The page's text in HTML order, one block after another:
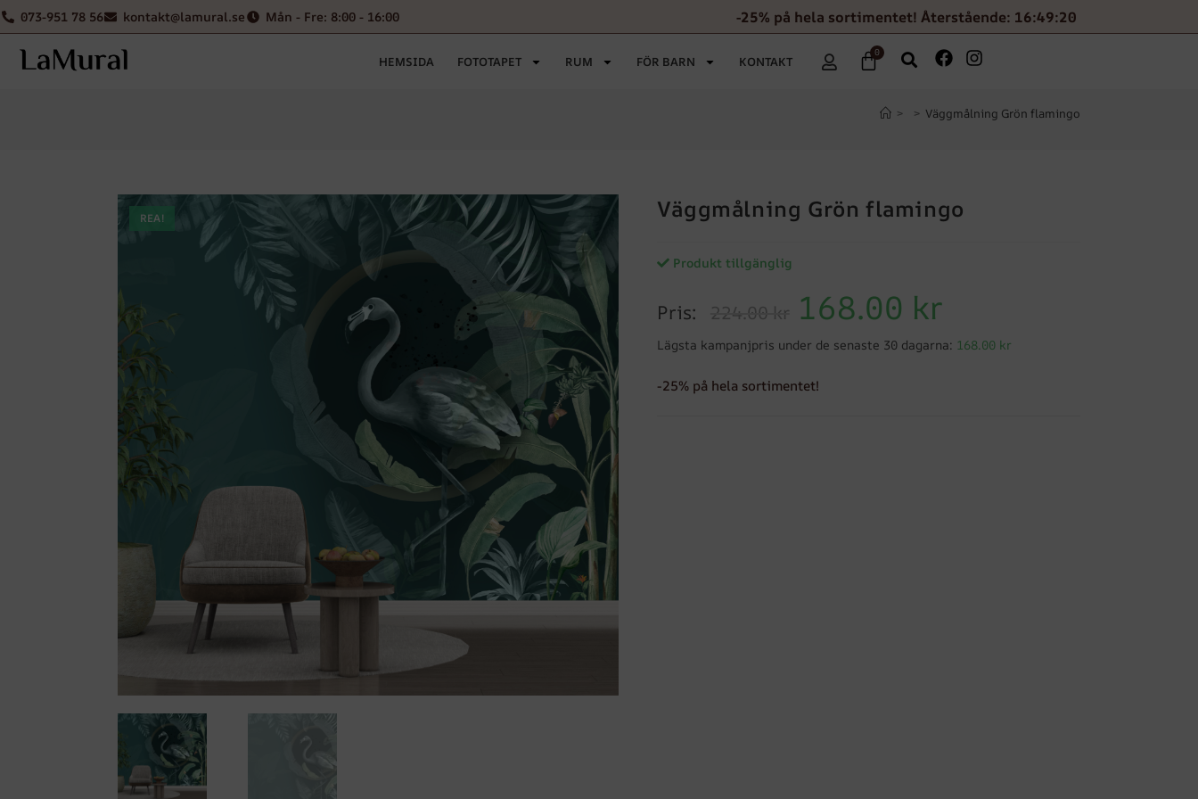
073-951 78 56 kontakt@lamural.se Mån - Fre: 8:00 - 16:00 -25% på hela sortimentet! Återstående: 16:49:19
HEMSIDA FOTOTAPET RUM FÖR BARN KONTAKT
0
> > Väggmålning Grön flamingo
REA! Väggmålning Grön flamingo
Produkt tillgänglig
Pris: 224.00 kr 168.00 kr
Lägsta kampanjpris under de senaste 30 dagarna: 168.00 kr
-25% på hela sortimentet!